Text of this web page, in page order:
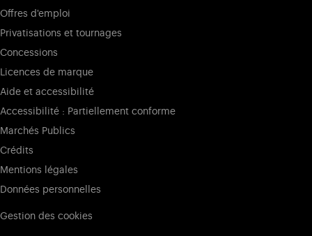
Offres d'emploi
Privatisations et tournages
Concessions
Licences de marque
Aide et accessibilité
Accessibilité : Partiellement conforme
Marchés Publics
Crédits
Mentions légales
Données personnelles
Gestion des cookies